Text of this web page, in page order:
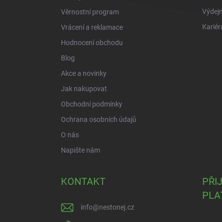
Věrnostní program
Vrácení a reklamace
Hodnocení obchodu
Blog
Akce a novinky
Jak nakupovat
Obchodní podmínky
Ochrana osobních údajů
O nás
Napište nám
KONTAKT
info@nestonej.cz